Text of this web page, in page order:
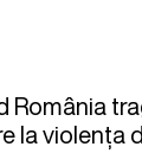
la violența